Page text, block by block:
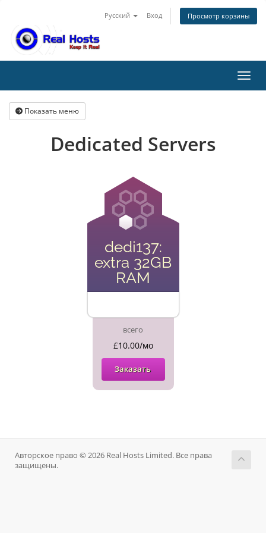
Русский Вход Просмотр корзины
Показать меню
Dedicated Servers
dedi137:
extra 32GB
RAM
всего
£10.00/мо
Заказать
Авторское право © 2026 Real Hosts Limited. Все права
защищены.